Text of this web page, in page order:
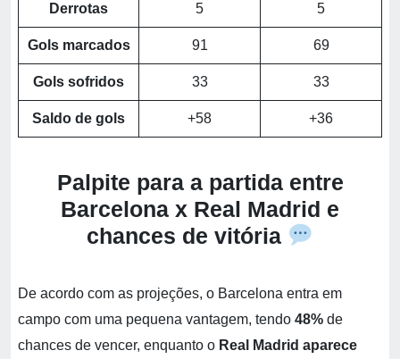
Derrotas 5 5
Gols marcados 91 69
Gols sofridos 33 33
Saldo de gols +58 +36
Palpite para a partida entre
Barcelona x Real Madrid e
chances de vitória
De acordo com as projeções, o Barcelona entra em
campo com uma pequena vantagem, tendo 48% de
chances de vencer, enquanto o Real Madrid aparece